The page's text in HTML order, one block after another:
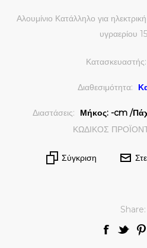
Αλουμίνιο Κατάλληλο για
υγραερίου
Κατασκευαστής:
Διαθεσιμότητα:
Διαστάσεις:
Μήκος: -cm /
ΚΩΔΙΚΟΣ
Σύγκριση
Share: